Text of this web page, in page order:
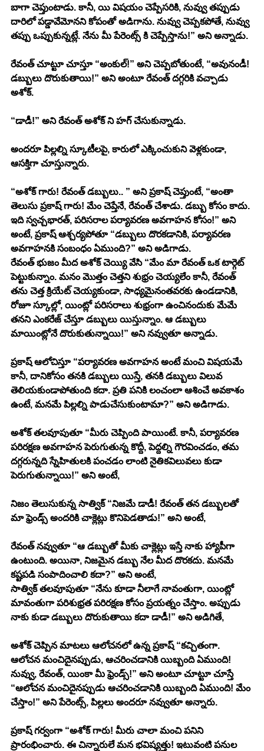
బాగా చెప్తుంటాడు. కానీ, యి విషయం చెప్పేసరికి, నువ్వు తప్పుడు
దారిలో పడ్డావేమోనని కోపంతో అడిగాను. నువ్వు చెప్పకపోతే, నువ్వు
తప్పు ఒప్పుకున్నట్లే. నేను మీ పేరెంట్స్ కి చెప్పేస్తాను!” అని అన్నాడు.
రేవంత్ చూట్టూ చూస్తూ “అంకుల్!” అని చెప్పబోతుంటే, “అవునండీ!
డబ్బులు దొరుకుతాయి!” అని అంటూ రేవంత్ దగ్గరికి వచ్చాడు
అశోక్.
“డాడీ!” అని రేవంత్ అశోక్ ని హగ్ చేసుకున్నాడు.
అందరూ పిల్లల్ని స్కూటీలపై, కారులో ఎక్కించుకుని వెళ్లకుండా,
ఆసక్తిగా చూస్తున్నారు.
“అశోక్ గారు! రేవంత్ డబ్బులు.. ” అని ప్రకాష్ చెప్తుంటే, “అంతా
తెలుసు ప్రకాష్ గారు! మేం చెప్తేనే, రేవంత్ చేశాడు. డబ్బు కోసం కాదు.
ఇది స్వచ్చభారత్, పరిసరాల పర్యావరణ అవగాహన కోసం!” అని
అంటే, ప్రకాష్ ఆశ్చర్యపోతూ “డబ్బులు దొరకడానికి, పర్యావరణ
అవగాహనకి సంబంధం ఏముంది?” అని అడిగాడు.
రేవంత్ భుజం మీద అశోక్ చెయ్యి వేసి “మేం మా రేవంత్ ఒక టార్గెట్
పెట్టుకున్నాం. మనం మొత్తం చెత్తని శుభ్రం చెయ్యలేం కానీ, రేవంత్
తను చెత్త క్రియేట్ చెయ్యకుండా, సాధ్యమైనంతవరకు ఉండడానికి,
రోజూ స్కూల్లో, యింట్లో పరిసరాలు శుభ్రంగా ఉంచినందుకు మేమే
తనని ఎంకరేజ్ చేస్తూ డబ్బులు యిస్తున్నాం. ఆ డబ్బులు
మాయింట్లోనే దొరుకుతున్నాయి!” అని నవ్వుతూ అన్నాడు.
ప్రకాష్ ఆలోచిస్తూ “పర్యావరణ అవగాహన అంటే మంచి విషయమే
కానీ, దానికోసం తనకి డబ్బులు యిస్తే, తనకి డబ్బులు విలువ
తెలియకుండాపోతుంది కదా. ప్రతి పనికి లంచంలా ఆశించే అవకాశం
ఉంటే, మనమే పిల్లల్ని పాడుచేసుకుంటామా?” అని అడిగాడు.
అశోక్ తలవూపుతూ “మీరు చెప్పింది పాయింటే. కానీ, పర్యావరణ
పరిరక్షణ అవగాహన పెరుగుతున్న కొద్దీ, పెద్దల్ని గౌరవించడం, తమ
దగ్గరున్నది స్నేహితులకి పంచడం లాంటి నైతికవిలువలు కుడా
పెరుగుతున్నాయి!” అని అంటే,
నిజం తెలుసుకున్న సాత్విక్ “నిజమే డాడీ! రేవంత్ తన డబ్బులతో
మా ఫ్రెండ్స్ అందరికి చాక్లెట్లు కొనిపెడతాడు!” అని అంటే,
రేవంత్ నవ్వుతూ “ఆ డబ్బుతో మీకు చాక్లెట్లు ఇస్తే నాకు హ్యాపీగా
ఉంటుంది. అయినా, నిజమైన డబ్బు నేల మీద దొరకదు. మనమే
కష్టపడి సంపాదించాలి కదా?” అని అంటే,
సాత్విక్ తలవూపుతూ “నేను కూడా నీలాగే నావంతుగా, యింట్లో
మావంతుగా పరిశుభ్రత పరిరక్షణ కోసం ప్రయత్నం చేస్తాం. అప్పుడు
నాకు కుడా డబ్బులు దొరుకుతాయి కదా డాడీ!” అని అడిగితే,
అశోక్ చెప్పిన మాటలు ఆలోచనలో ఉన్న ప్రకాష్ “కచ్చితంగా.
ఆలోచన మంచిదైనప్పుడు, ఆచరించడానికి యిబ్బంది ఏముంది!
నువ్వు, రేవంత్, యింకా మీ ఫ్రెండ్స్!” అని అంటూ చూట్టూ చూస్తే
“ఆలోచన మంచిదైనప్పుడు ఆచరించడానికి యిబ్బంది ఏముంది! మేం
చేస్తాం!” అని పేరెంట్స్, పిల్లలు అందరూ నవ్వుతూ అన్నారు.
ప్రకాష్ గర్వంగా “అశోక్ గారు! మీరు చాలా మంచి పనిని
ప్రారంభించారు. ఈ చిన్నారులే మన భవిష్యత్తు! ఇటువంటి పనుల